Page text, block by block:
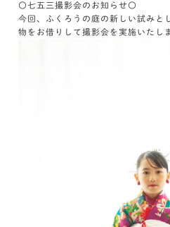
〇七五三撮影会のお知らせ〇
今回、ふくろうの庭の新しい試み
物をお借りして撮影会を実施いたし